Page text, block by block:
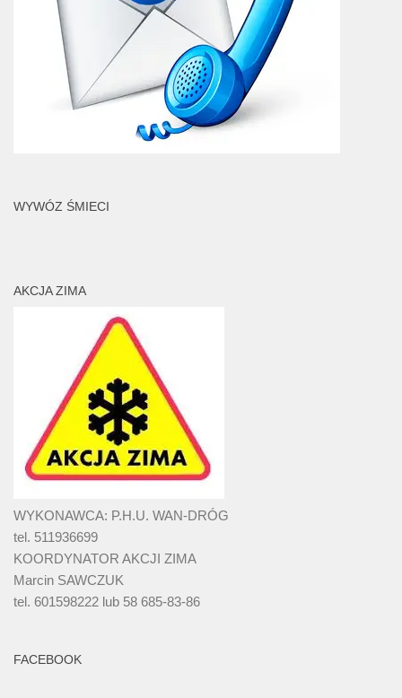
WYWÓZ ŚMIECI
AKCJA ZIMA
WYKONAWCA: P.H.U. WAN-DRÓG
tel. 511936699
KOORDYNATOR AKCJI ZIMA
Marcin SAWCZUK
tel. 601598222 lub 58 685-83-86
FACEBOOK